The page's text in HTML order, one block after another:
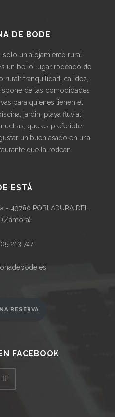
DE BODE
solo un alojamiento rural
un bello lugar rodeado de
tranquilidad, calidez,
de las comodidades
para quienes tienen el
jardin, playa fluvial,
que es preferible
un buen asado en una
que la rodean.
ESTÁ
- 49780 POBLADURA DEL
(Zamora)
213 747
RESERVA
FACEBOOK